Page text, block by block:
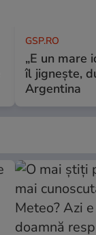
GSP.RO
„E un mare
îl jignește,
Argentina